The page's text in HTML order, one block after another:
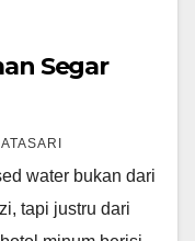
Segar
water bukan dari
tapi justru dari